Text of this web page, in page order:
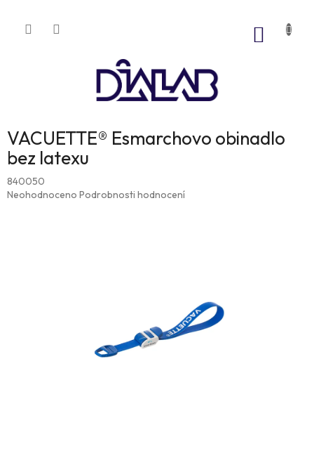
obsah
VACUETTE® Esmarchovo obinadlo
bez latexu
840050
Průměrné
Neohodnoceno Podrobnosti hodnocení